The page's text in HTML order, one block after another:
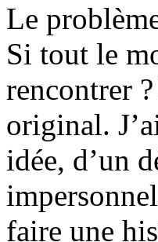
Le
Si tout le
rencontrer
original.
idée, d’un
faire une